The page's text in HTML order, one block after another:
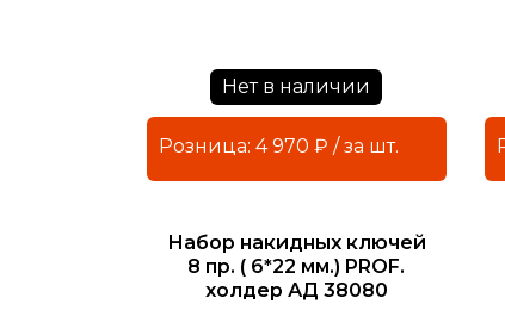
Нет в наличии
Розница: 4 970 ₽ / за шт.
Набор накидных ключей
8 пр. ( 6*22 мм.) PROF.
холдер АД 38080